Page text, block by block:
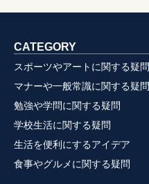
CATEGORY
スポーツやアートに関する疑問
マナーや一般常識に関する疑問
勉強や学問に関する疑問
学校生活に関する疑問
生活を便利にするアイデア
食事やグルメに関する疑問